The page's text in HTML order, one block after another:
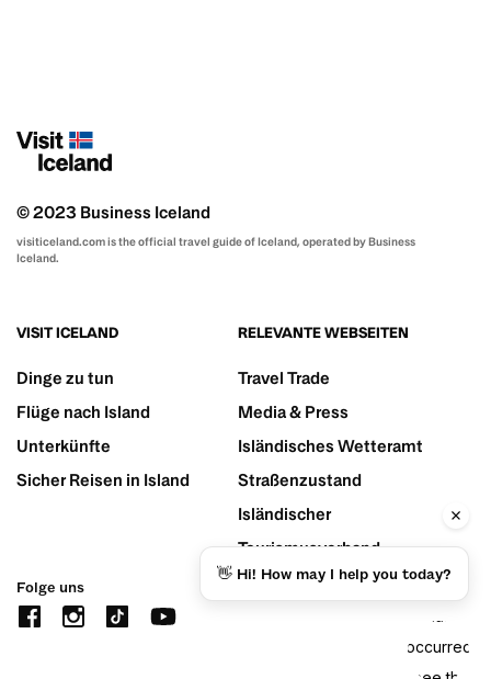
© 2023 Business Iceland
visiticeland.com is the official travel guide of Iceland, operated by Business
Iceland.
VISIT ICELAND
Dinge zu tun
Flüge nach Island
Unterkünfte
Sicher Reisen in Island
RELEVANTE WEBSEITEN
Travel Trade
Media & Press
Isländisches Wetteramt
Straßenzustand
Isländischer
Tourismusverband
Folge uns
👋 Hi! How may I help you today?